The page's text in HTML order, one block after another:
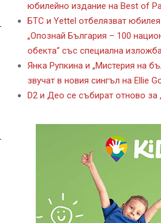
юбилейно издание на Best of
БТС и Yettel отбелязват
„Опознай България – 100
обекта“ със специална
Янка Рупкина и „Мистерия на
звучат в новия сингъл на Ellie
D2 и Део се събират отново за